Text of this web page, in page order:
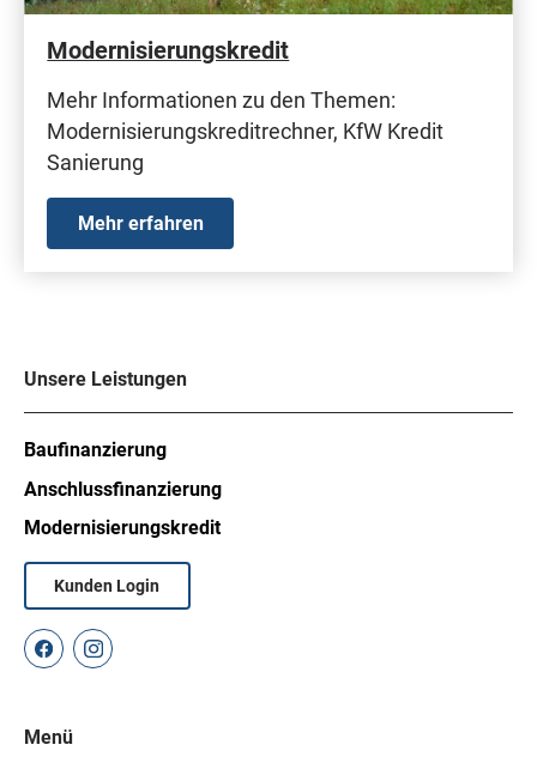
Modernisierungskredit
Mehr Informationen zu den Themen:
Modernisierungskreditrechner, KfW Kredit
Sanierung
Mehr erfahren
Unsere Leistungen
Baufinanzierung
Anschlussfinanzierung
Modernisierungskredit
Kunden Login
Menü